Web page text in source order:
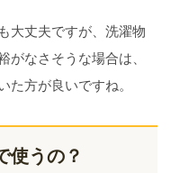
大丈夫ですが、洗濯物
なさそうな場合は、
方が良いですね。
使うの？